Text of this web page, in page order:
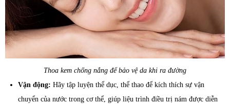
Thoa kem chống nắng để bảo vệ da khi ra đường
Vận động: Hãy tập luyện thể dục, thể thao để kích thích sự vận
chuyển của nước trong cơ thể, giúp liệu trình điều trị nám được diễn